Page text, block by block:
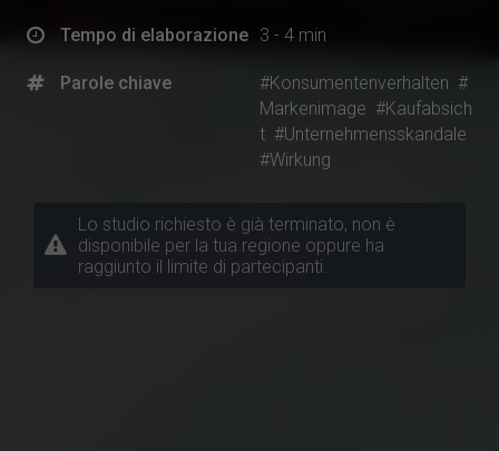
Tempo di elaborazione 3 - 4 min
Parole chiave #Konsumentenverhalten #
Markenimage #Kaufabsich
t #Unternehmensskandale
#Wirkung
Lo studio richiesto è già terminato, non è
disponibile per la tua regione oppure ha
raggiunto il limite di partecipanti.